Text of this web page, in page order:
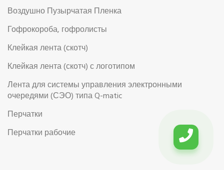
Воздушно Пузырчатая Пленка
Гофрокороба, гофролисты
Клейкая лента (скотч)
Клейкая лента (скотч) с логотипом
Лента для системы управления электронными
очередями (СЭО) типа Q-matic
Перчатки
Перчатки рабочие